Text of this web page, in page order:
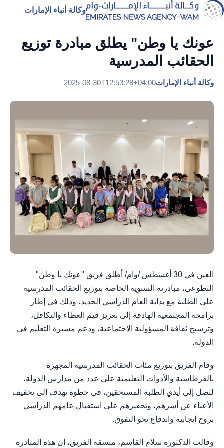
وكالة أنباء الإمارات
عونك يا وطن" يطلق مبادرة توزيع
الحقائب المدرسية
وكالة أنباء الإمارات2025-08-30T12:53:28+04:00
العين في 30 أغسطس /وام/ أطلق فريق "عونك يا وطن"
التطوعي، مبادرته السنوية الخاصة بتوزيع الحقائب المدرسية
على الطلبة مع بداية العام الدراسي الجديد، وذلك في إطار
برامجه المجتمعية الهادفة إلى تعزيز قيم العطاء والتكافل،
وترسيخ ثقافة المسؤولية الاجتماعية، ودعم مسيرة التعليم في
الدولة.
وقام الفريق بتوزيع مئات الحقائب المدرسية المجهزة
بالقرطاسية والأدوات التعليمية على عدد من مدارس الدولة،
لتصل إلى أيدي الطلبة المستحقين، في خطوة تهدف إلى تخفيف
الأعباء عن أسرهم، وتحفيزهم على استقبال عامهم الدراسي
بروح إيجابية واندفاع نحو التفوق.
وقالت الدكتورة سلام القاسم، منسقة الفريق، إن هذه المبادرة